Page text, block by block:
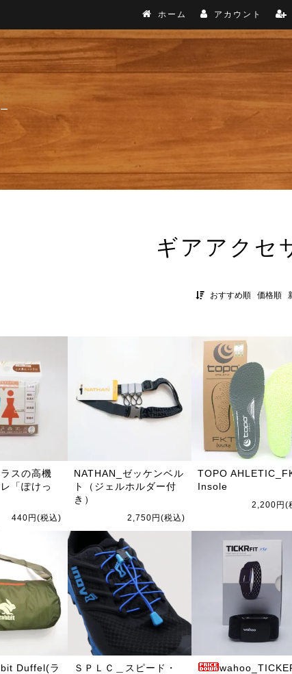
ホーム アカウント
ギアアクセ
おすすめ順 価格順
スの高機
「ぽけっ
440円(税込)
NATHAN_ゼッケンベル
ト（ジェルホルダー付
き）
2,750円(税込)
TOPO
Insole
2,200円(
Duffel(ラ
ＳＰＬＣ＿スピード・